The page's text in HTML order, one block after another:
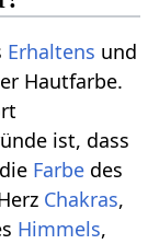
Erhaltens und
Hautfarbe.
ist, dass
Farbe des
Chakras,
Himmels,